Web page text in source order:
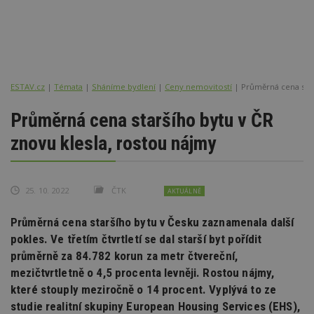
ESTAV.cz Témata Sháníme bydlení Ceny nemovitostí Průměrná cena
Průměrná cena staršího bytu v ČR
znovu klesla, rostou nájmy
25. 10. 2022 ČTK AKTUÁLNĚ
Průměrná cena staršího bytu v Česku zaznamenala další
pokles. Ve třetím čtvrtletí se dal starší byt pořídit
průměrně za 84.782 korun za metr čtvereční,
mezičtvrtletně o 4,5 procenta levněji. Rostou nájmy,
které stouply meziročně o 14 procent. Vyplývá to ze
studie realitní skupiny European Housing Services (EHS),